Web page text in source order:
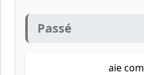
Passé
aie